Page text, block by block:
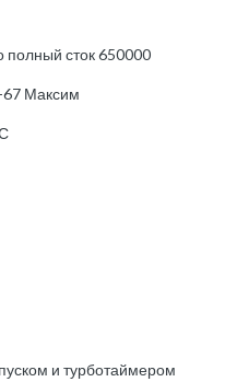
полный сток 650000
Максим
и турботаймером